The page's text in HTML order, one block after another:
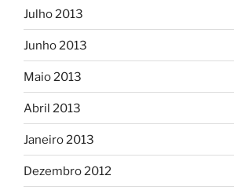
Julho 2013
Junho 2013
Maio 2013
Abril 2013
Janeiro 2013
Dezembro 2012